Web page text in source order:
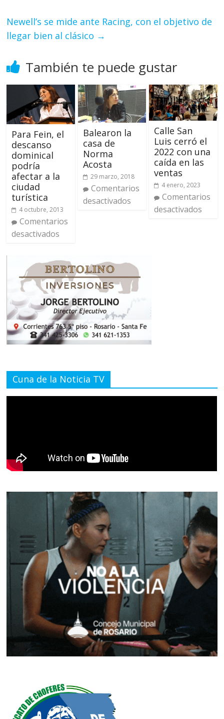
Newell’s se mide ante Racing, con el objetivo de
llegar bien al clásico →
También te puede gustar
Para Fein, el
descanso
dominical
podría
afectar a la
ciudad
turística
4 octubre, 2013
Comentarios
desactivados
Balearon la
casa de
Norma
Acosta
29 marzo, 2018
Comentarios
desactivados
Calle San
Luis cerró el
2022 con una
caída en las
ventas
4 enero, 2023
Comentarios
desactivados
Cuna de la Noticia TV